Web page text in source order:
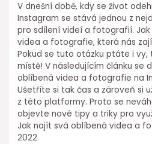
V dnešní době, kdy se život
Instagram se stává jednou z
pro sdílení videí a fotografií.
videa a fotografie, která nás
Pokud se tuto otázku ptáte i vy,
místě! V následujícím článku se
oblíbená videa a fotografie na
Ušetříte si tak čas a zároveň si
z této platformy. Proto se
objevte nové tipy a triky pro
Jak najít svá oblíbená videa a
2022